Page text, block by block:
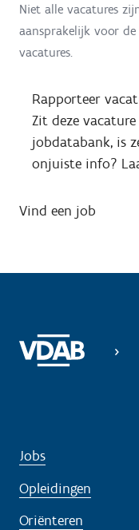
Niet alle vacatures
aansprakelijk voor
vacatures.
Rapporteer
Zit deze
jobdatabank, is
onjuiste info?
Vind een job
Jobs
Opleidingen
Oriënteren